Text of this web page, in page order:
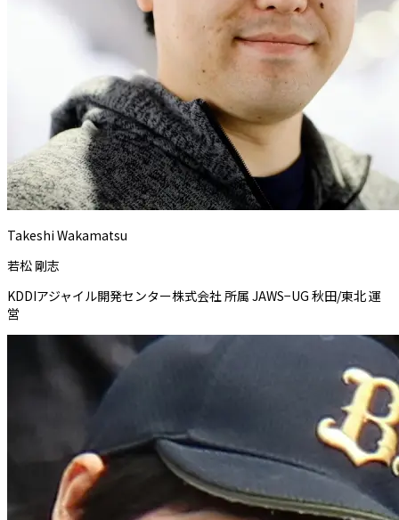
Takeshi Wakamatsu
若松 剛志
KDDIアジャイル開発センター株式会社 所属 JAWS−UG 秋田/東北 運
営